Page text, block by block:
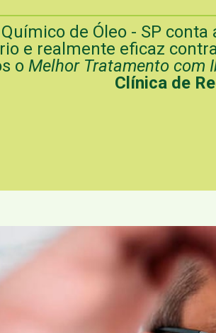
de Óleo - SP conta
e realmente eficaz
o Melhor Tratamento com
Clínica de